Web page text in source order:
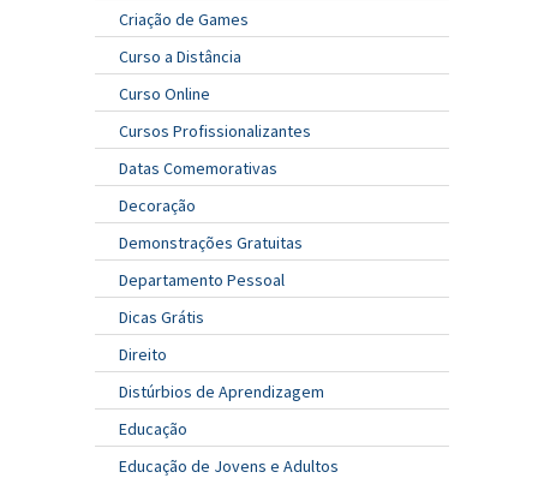
Criação de Games
Curso a Distância
Curso Online
Cursos Profissionalizantes
Datas Comemorativas
Decoração
Demonstrações Gratuitas
Departamento Pessoal
Dicas Grátis
Direito
Distúrbios de Aprendizagem
Educação
Educação de Jovens e Adultos